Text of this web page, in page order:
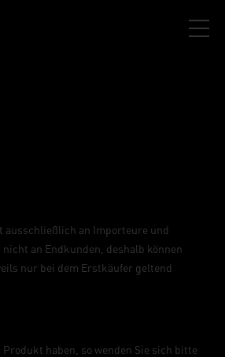
an Importeure und
an Endkunden, deshalb können
nur bei dem Erstkäufer geltend
haben, so wenden Sie sich bitte